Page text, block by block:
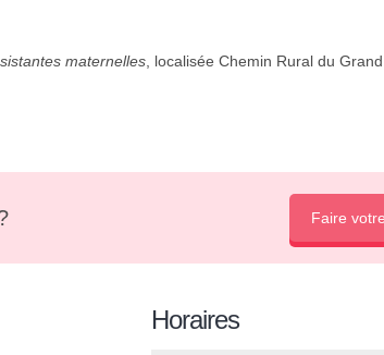
maternelles , localisée Chemin Rural du
Faire
Horaires